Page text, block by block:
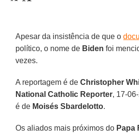
Apesar da insistência de que o
político, o nome de Biden foi
vezes.
A reportagem é deChristopher
National Catholic Reporter, 17-
é de Moisés Sbardelotto.
Os aliados mais próximos do Papa